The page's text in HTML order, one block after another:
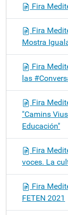
Fira
Fira
Mostra
Fira
las
Fira
"Camins
Educación"
Fira
voces. La
Fira
FETEN 2021